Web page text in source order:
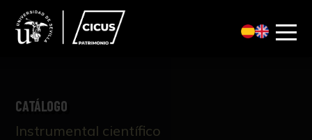
CATÁLOGO
Instrumental científico